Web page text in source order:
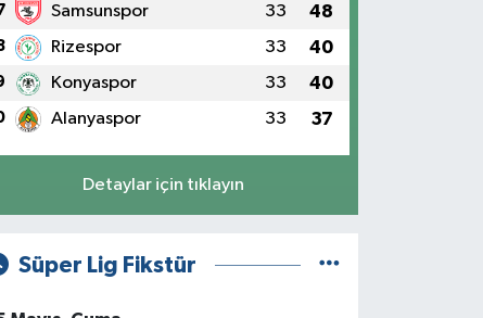
Samsunspor 33 48
Rizespor 33 40
Konyaspor 33 40
Alanyaspor 33 37
Detaylar için tıklayın
Süper Lig Fikstür